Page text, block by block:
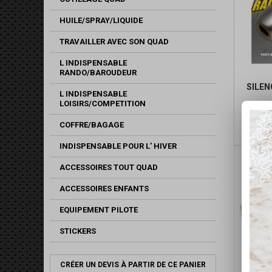
HUILE/SPRAY/LIQUIDE
TRAVAILLER AVEC SON QUAD
L INDISPENSABLE
RANDO/BAROUDEUR
L INDISPENSABLE
LOISIRS/COMPETITION
COFFRE/BAGAGE
INDISPENSABLE POUR L' HIVER
ACCESSOIRES TOUT QUAD
ACCESSOIRES ENFANTS
EQUIPEMENT PILOTE
STICKERS
CRÉER UN DEVIS À PARTIR DE CE PANIER